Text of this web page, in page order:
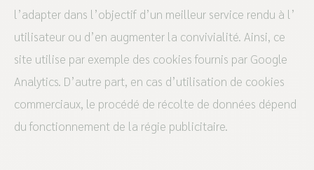
l’adapter dans l’objectif d’un meilleur service rendu à l’
utilisateur ou d’en augmenter la convivialité. Ainsi, ce
site utilise par exemple des cookies fournis par Google
Analytics. D’autre part, en cas d’utilisation de cookies
commerciaux, le procédé de récolte de données dépend
du fonctionnement de la régie publicitaire.